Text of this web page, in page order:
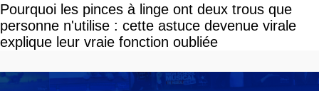
Pourquoi les pinces à linge ont deux trous que
personne n'utilise : cette astuce devenue virale
explique leur vraie fonction oubliée